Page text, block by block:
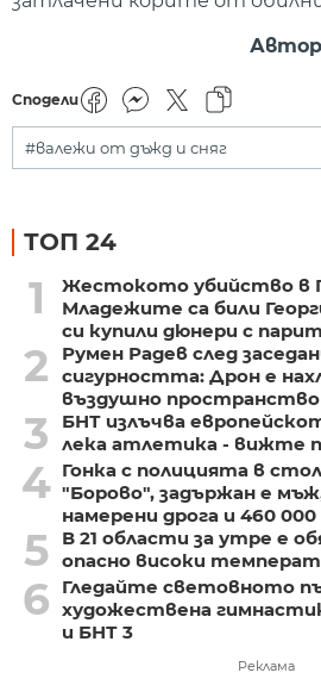
Сподели
#валежи от дъжд и сняг
ТОП 24
1
Жестокото убийство в
Младежите са били
си купили дюнери с
2
Румен Радев след
сигурността: Дрон е
въздушно пространство
3
БНТ излъчва
лека атлетика - вижте
4 Гонка с полицията в
"Борово", задържан е
намерени дрога и 460 000
5
В 21 области за утре е
опасно високи
6
Гледайте световното
художествена
и БНТ 3
Реклама